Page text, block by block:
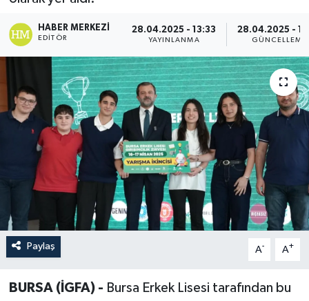
HABER MERKEZI
EDITÖR
28.04.2025 - 13:33
YAYINLANMA
28.04.2025 -
GÜNCELLEME
Paylaş A- A+
BURSA (İGFA) - Bursa Erkek Lisesi tarafından bu